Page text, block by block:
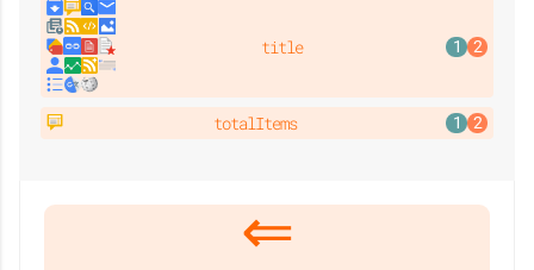
title
totalItems